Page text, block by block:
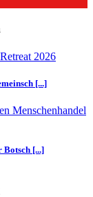
[...]
Botsch [...]